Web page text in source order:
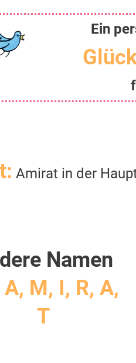
Ein
Amirat in der
Namen
M, I, R, A,
T